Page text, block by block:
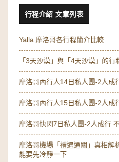
行程介紹 文章列表
Yalla 摩洛哥各行程簡介比較
「3天沙漠」與「4天沙漠」的行
摩洛哥內行人14日私人團-2人成
摩洛哥內行人15日私人團-2人成
摩洛哥快閃7日私人團-2人成行
摩洛哥機場「禮遇通關」真相解
能要先冷靜一下